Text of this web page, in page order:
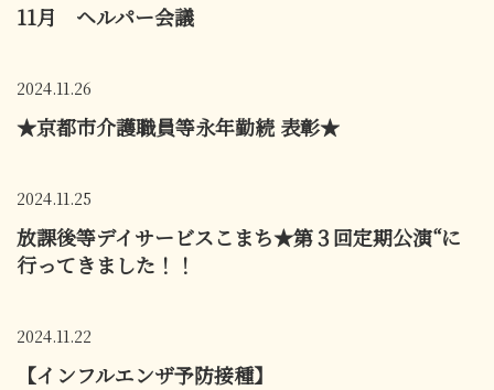
11月 ヘルパー会議
2024.11.26
★京都市介護職員等永年勤続 表彰★
2024.11.25
放課後等デイサービスこまち★第３回定期公演“に
行ってきました！！
2024.11.22
【インフルエンザ予防接種】